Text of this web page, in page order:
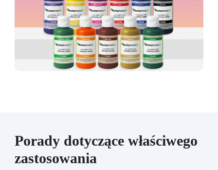
Porady dotyczące właściwego
zastosowania